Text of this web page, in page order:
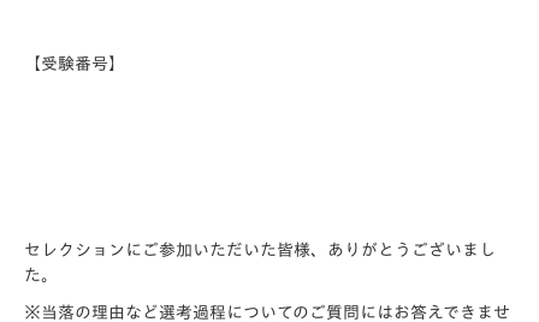
【受験番号】
セレクションにご参加いただいた皆様、ありがとうございまし
た。
※当落の理由など選考過程についてのご質問にはお答えできませ